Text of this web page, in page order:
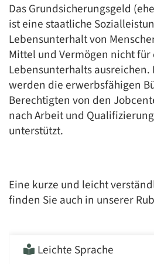
Das Grundsicherungsgeld
ist eine staatliche
Lebensunterhalt von
Mittel und Vermögen nicht
Lebensunterhalts
werden die erwerbsfähigen
Berechtigten von den
nach Arbeit und
unterstützt.
Eine kurze und leicht
finden Sie auch in unserer
Leichte Sprache